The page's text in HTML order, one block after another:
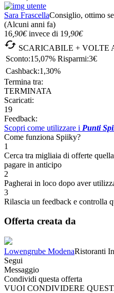
Sara FrascellaConsiglio, ottimo
(Alcuni anni fa)
16 ,90€ invece di 19 ,90€
 SCARICABILE + VOLTE
Sconto:15,07% Risparmi:3€
Cashback:1,30%
Termina tra:
TERMINATA
Scaricati:
19
Feedback:
Scopri come utilizzare i Punti
Come funziona Spiiky?
1
Cerca tra migliaia di offerte
pagare in anticipo
2
Pagherai in loco dopo aver
3
Rilascia un feedback e controlla
Offerta creata da
Lowengrube ModenaRistoranti
Segui
Messaggio
Condividi questa offerta
VUOI CONDIVIDERE